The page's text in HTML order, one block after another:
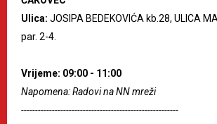
Ulica: JOSIPA BEDEKOVIĆA kb.28, ULICA
par. 2-4.
Vrijeme: 09:00 - 11:00
Napomena: Radovi na NN mreži
--------------------------------------------------------